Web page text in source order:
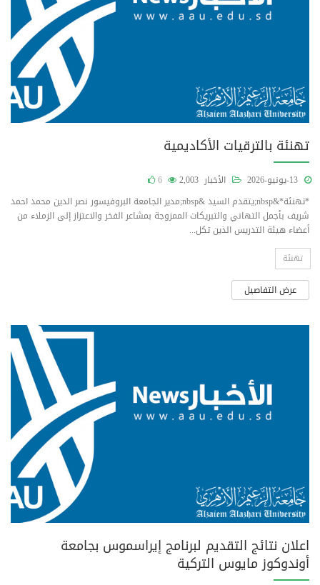
تهنئة بالترقيات الأكاديمية
الأخبار 2,003
6
*تهنئة*&nbsp;يتقدم السيد &nbsp;مدير الجامعة البروفيسور نصر الدين محمد احمد
شريف بأجمل التهاني والتبريكات الممزوجة بمشاعر الفخر والاعتزاز إلى الزملاء من
أعضاء هيئة التدريس الذين تكل...
تهنئة
عرض التفاصيل
اعلان نتائج التقديم لبرنامج إيراسموس بجامعة
أوندوكوز مايوس التركية